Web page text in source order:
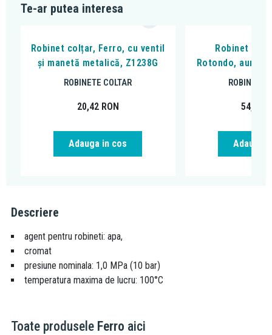
Te-ar putea interesa
Robinet colțar, Ferro, cu ventil
și manetă metalică, Z1238G
ROBINETE COLTAR
20,42 RON
Adauga in cos
Robinet
Rotondo, auriu
ROBINETE
54,90
Adauga
Descriere
agent pentru robineti: apa,
cromat
presiune nominala: 1,0 MPa (10 bar)
temperatura maxima de lucru: 100°C
Toate produsele Ferro aici